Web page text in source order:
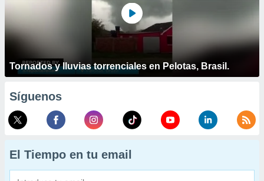
Tornados y lluvias torrenciales en Pelotas, Brasil.
Síguenos
El Tiempo en tu email